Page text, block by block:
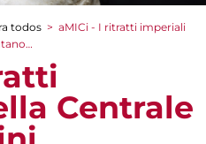
todos > aMICi - I ritratti imperiali
Centrale